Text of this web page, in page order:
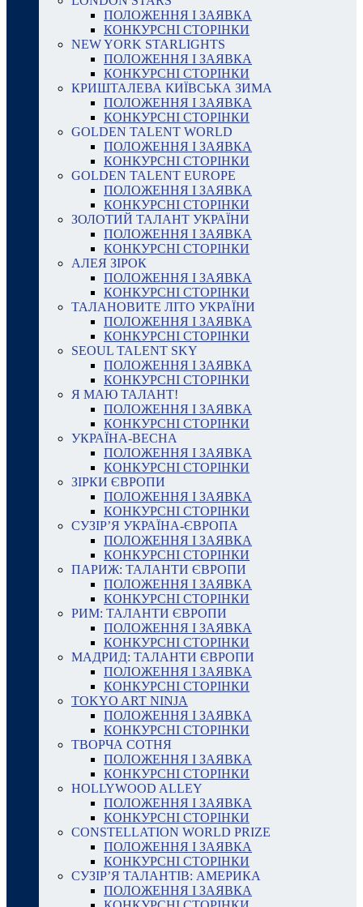
ПОЛОЖЕННЯ І ЗАЯВКА
КОНКУРСНІ СТОРІНКИ
NEW YORK STARLIGHTS
ПОЛОЖЕННЯ І ЗАЯВКА
КОНКУРСНІ СТОРІНКИ
КРИШТАЛЕВА КИЇВСЬКА ЗИМА
ПОЛОЖЕННЯ І ЗАЯВКА
КОНКУРСНІ СТОРІНКИ
GOLDEN TALENT WORLD
ПОЛОЖЕННЯ І ЗАЯВКА
КОНКУРСНІ СТОРІНКИ
GOLDEN TALENT EUROPE
ПОЛОЖЕННЯ І ЗАЯВКА
КОНКУРСНІ СТОРІНКИ
ЗОЛОТИЙ ТАЛАНТ УКРАЇНИ
ПОЛОЖЕННЯ І ЗАЯВКА
КОНКУРСНІ СТОРІНКИ
АЛЕЯ ЗІРОК
ПОЛОЖЕННЯ І ЗАЯВКА
КОНКУРСНІ СТОРІНКИ
ТАЛАНОВИТЕ ЛІТО УКРАЇНИ
ПОЛОЖЕННЯ І ЗАЯВКА
КОНКУРСНІ СТОРІНКИ
SEOUL TALENT SKY
ПОЛОЖЕННЯ І ЗАЯВКА
КОНКУРСНІ СТОРІНКИ
Я МАЮ ТАЛАНТ!
ПОЛОЖЕННЯ І ЗАЯВКА
КОНКУРСНІ СТОРІНКИ
УКРАЇНА-ВЕСНА
ПОЛОЖЕННЯ І ЗАЯВКА
КОНКУРСНІ СТОРІНКИ
ЗІРКИ ЄВРОПИ
ПОЛОЖЕННЯ І ЗАЯВКА
КОНКУРСНІ СТОРІНКИ
СУЗІР’Я УКРАЇНА-ЄВРОПА
ПОЛОЖЕННЯ І ЗАЯВКА
КОНКУРСНІ СТОРІНКИ
ПАРИЖ: ТАЛАНТИ ЄВРОПИ
ПОЛОЖЕННЯ І ЗАЯВКА
КОНКУРСНІ СТОРІНКИ
РИМ: ТАЛАНТИ ЄВРОПИ
ПОЛОЖЕННЯ І ЗАЯВКА
КОНКУРСНІ СТОРІНКИ
МАДРИД: ТАЛАНТИ ЄВРОПИ
ПОЛОЖЕННЯ І ЗАЯВКА
КОНКУРСНІ СТОРІНКИ
TOKYO ART NINJA
ПОЛОЖЕННЯ І ЗАЯВКА
КОНКУРСНІ СТОРІНКИ
ТВОРЧА СОТНЯ
ПОЛОЖЕННЯ І ЗАЯВКА
КОНКУРСНІ СТОРІНКИ
HOLLYWOOD ALLEY
ПОЛОЖЕННЯ І ЗАЯВКА
КОНКУРСНІ СТОРІНКИ
CONSTELLATION WORLD PRIZE
ПОЛОЖЕННЯ І ЗАЯВКА
КОНКУРСНІ СТОРІНКИ
СУЗІР’Я ТАЛАНТІВ: АМЕРИКА
ПОЛОЖЕННЯ І ЗАЯВКА